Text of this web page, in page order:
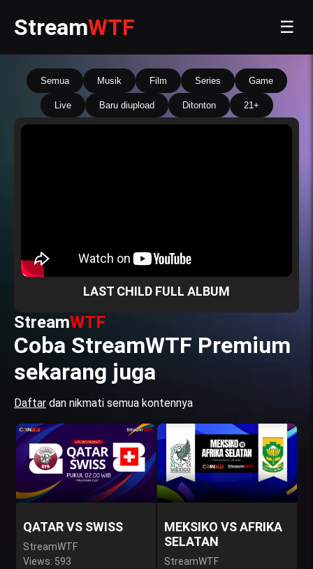
StreamWTF ☰
Semua Musik Film Series Game
Live Baru diupload Ditonton 21+
LAST CHILD FULL ALBUM
StreamWTF
Coba StreamWTF Premium
sekarang juga
Daftar dan nikmati semua kontennya
QATAR VS SWISS
StreamWTF
Views: 593
MEKSIKO VS AFRIKA
SELATAN
StreamWTF